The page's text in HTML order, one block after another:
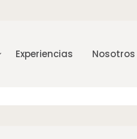
Experiencias Nosotros